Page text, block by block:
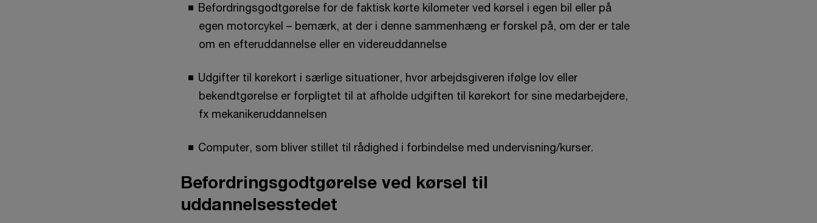
Befordringsgodtgørelse for de faktisk kørte kilometer ved kørsel i egen bil eller på
egen motorcykel – bemærk, at der i denne sammenhæng er forskel på, om der er tale
om en efteruddannelse eller en videreuddannelse
Udgifter til kørekort i særlige situationer, hvor arbejdsgiveren ifølge lov eller
bekendtgørelse er forpligtet til at afholde udgiften til kørekort for sine medarbejdere,
fx mekanikeruddannelsen
Computer, som bliver stillet til rådighed i forbindelse med undervisning/kurser.
Befordringsgodtgørelse ved kørsel til
uddannelsesstedet